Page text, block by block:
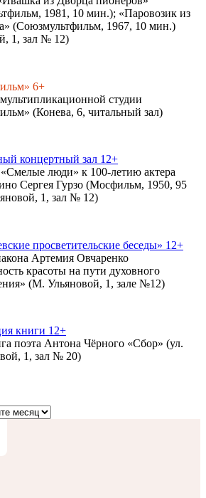
1981, 10 мин.); «Паровозик из
(Союзмультфильм, 1967, 10 мин.)
1, зал № 12)
6+
студии
(Конева, 6, читальный зал)
концертный зал 12+
люди» к 100-летию актера
Сергея Гурзо (Мосфильм, 1950, 95
1, зал № 12)
просветительские беседы» 12+
Артемия Овчаренко
красоты на пути духовного
(М. Ульяновой, 1, зале №12)
книги 12+
поэта Антона Чёрного «Сбор» (ул.
1, зал № 20)